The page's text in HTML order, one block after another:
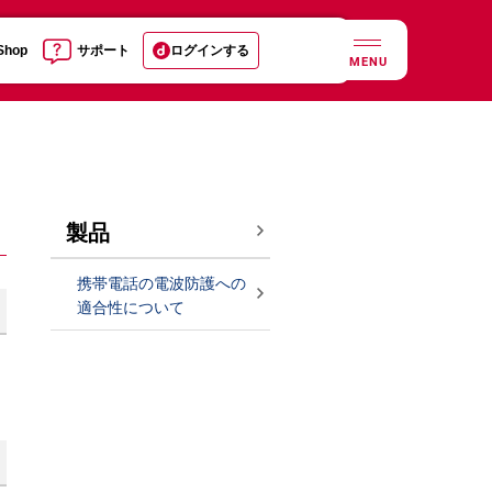
サポート ログインする
MENU
製品
携帯電話の電波防護への
適合性について